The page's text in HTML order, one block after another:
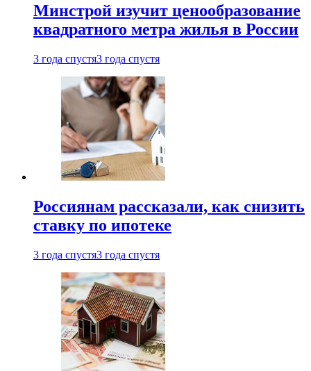
Минстрой изучит ценообразование
квадратного метра жилья в России
3 года спустя3 года спустя
Россиянам рассказали, как снизить
ставку по ипотеке
3 года спустя3 года спустя